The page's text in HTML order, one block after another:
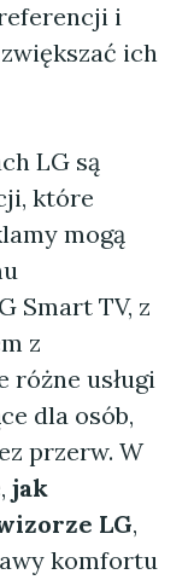
i
ich
LG są
które
mogą
Smart TV, z
z
różne usługi
dla osób,
przerw. W
jak
LG,
komfortu